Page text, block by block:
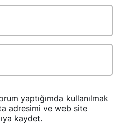
yaptığımda kullanılmak
adresimi ve web site
kaydet.